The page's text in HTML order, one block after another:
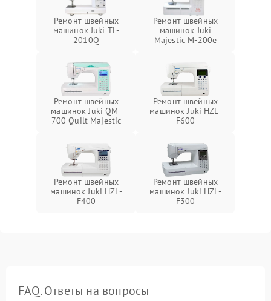
Ремонт швейных
машинок Juki TL-
2010Q
Ремонт швейных
машинок Juki
Majestic M-200e
Ремонт швейных
машинок Juki QM-
700 Quilt Majestic
Ремонт швейных
машинок Juki HZL-
F600
Ремонт швейных
машинок Juki HZL-
F400
Ремонт швейных
машинок Juki HZL-
F300
FAQ. Ответы на вопросы